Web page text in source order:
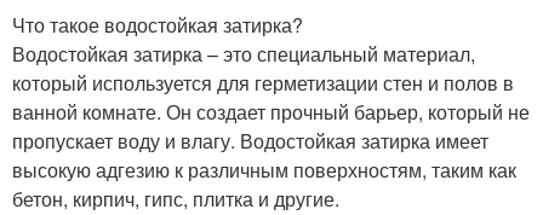
Что такое водостойкая затирка?
Водостойкая затирка – это специальный материал,
который используется для герметизации стен и полов в
ванной комнате. Он создает прочный барьер, который не
пропускает воду и влагу. Водостойкая затирка имеет
высокую адгезию к различным поверхностям, таким как
бетон, кирпич, гипс, плитка и другие.